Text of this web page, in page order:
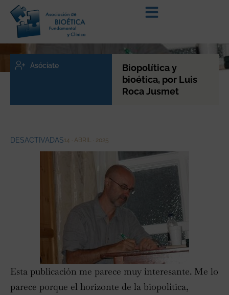
Biopolítica y
bioética, por Luis
Roca Jusmet
Asóciate
DESACTIVADAS14 · ABRIL · 2025
Esta publicación me parece muy interesante. Me lo
parece porque el horizonte de la biopolítica,